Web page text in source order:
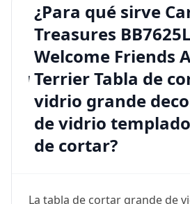
¿Para qué sirve
Treasures
Welcome Friends
Terrier Tabla de
vidrio grande
de vidrio
de cortar?
La tabla de cortar grande de